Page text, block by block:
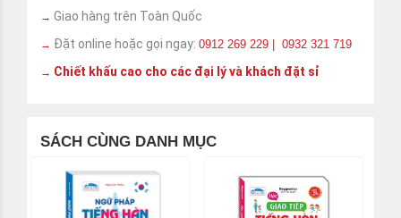
→ Giao hàng trên Toàn Quốc
→ Đặt online hoặc gọi ngay: 0912 269 229 | 0932 321 719
→ Chiết khấu cao cho các đại lý và khách đặt sỉ
SÁCH CÙNG DANH MỤC